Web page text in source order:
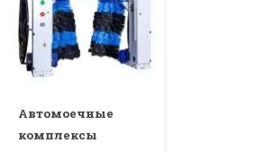
Автомоечные
комплексы